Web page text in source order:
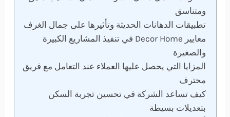
ومتناسق
تطبيقات الدهانات الحديثة وتأثيرها على جمال الغرف
معايير Decor Home في تنفيذ المشاريع الكبيرة
والصغيرة
المزايا التي يحصل عليها العملاء عند التعامل مع فريق
محترف
كيف تساعد الشركة في تحسين تجربة السكن
بتعديلات بسيطة